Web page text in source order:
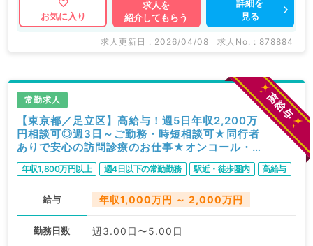
お気に入り
求人を
紹介してもらう
詳細を
見る
求人更新日 : 2026/04/08 求人No. : 878884
常勤求人
【東京都／足立区】高給与！週5日年収2,200万
円相談可◎週3日～ご勤務・時短相談可★同行者
ありで安心の訪問診療のお仕事★オンコール・出
動なしも相談できます◎（内科系,外科系／常勤）
年収1,800万円以上 週4日以下の常勤勤務 駅近・徒歩圏内 高給与
給与 年収1,000万円 ～ 2,000万円
勤務日数 週3.00日〜5.00日